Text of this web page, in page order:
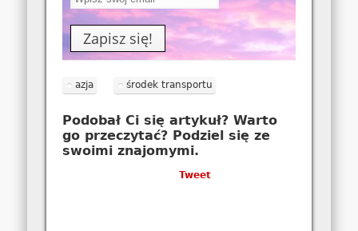
azja środek transportu
Podobał Ci się artykuł? Warto
go przeczytać? Podziel się ze
swoimi znajomymi.
Tweet